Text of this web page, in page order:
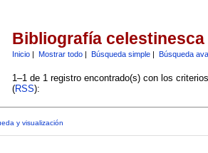
Bibliografía celestinesca
Inicio| Mostrar todo| Búsqueda simple| Búsqueda
1–1 de 1 registro encontrado(s) con los
(RSS):
y visualización